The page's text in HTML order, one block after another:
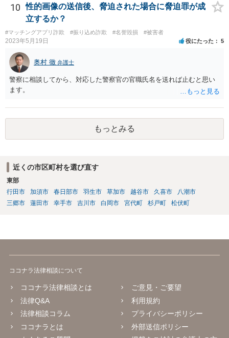
することが重要になります。振り込め詐欺救済法で口座凍結された口
座の残高はウェブサイトで公告されますが、公告までには口座凍結か
ら2か月程度かかることも多く、むしろその前に弁護士会照会を行って
口座開設者の氏名・住所・残高を把握し、残高がある場合にはすみや
かに判決を取って当該口座を差し押さえる（できれば仮差押えを行う
ことが望ましい）ことになります。 残高が乏しい口座開設者に対して
は、幇助による共同不法行為責任を理由に内容証明郵便を送ったり提
訴したりすることが多いですが、金に困って口座を譲渡した人も多
く、そのような口座開設者には目ぼしい資産がありませんので、そこ
までやるかどうかの検討も必要になるでしょう。なお、近時は、副業
名目に口座を騙し取られたとか不正アクセス等による口座情報を盗取
された等の事案もあり、口座名義人の過失責任を問うことが微妙な事
案も出てきています。 投資詐欺事案で重要なのは、他の被害者も弁護
士へ依頼して同じ口座からの回収に動いている可能性が高いというこ
す。少なくとも、口座凍結時点で残高が100万円を超えているような事
案では、被害者の誰かが公告期間満了前に仮差押えや差押えをしてし
まうケースが多いでしょう。なお、振り込め詐欺救済法の規定では、
凍結された預金の公告期間満了までに被害者が預金の仮差押えや差押
確に説明できているかどうかが、弁護士を信頼できるかどうかのポイ
10
性的画像の送信後、脅迫された場合に脅迫罪が成
立するか？
#マッチングアプリ詐欺 #振り込め詐欺 #名誉毀損 #被害者
2023年5月19日 役にたった 5
奥村 徹 弁護士
警察に相談してから、対応した警察官の官職氏名を送れば止むと思い
ます。
もっとみる
近くの市区町村を選び直す
東部
行田市
加須市 春日部市 羽生市 草加市 越谷市 久喜市
八潮市
三郷市
蓮田市 幸手市 吉川市 白岡市 宮代町 杉戸町 松伏町
ココナラ法律相談について
ココナラ法律相談とは
法律Q&A
法律相談コラム
ココナラとは
ご意見・ご要望
利用規約
プライバシーポリシー
外部送信ポリシー